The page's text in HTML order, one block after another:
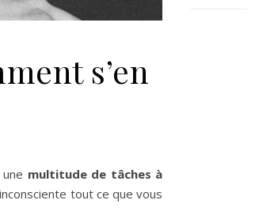
s’en
multitude de tâches à
tout ce que vous